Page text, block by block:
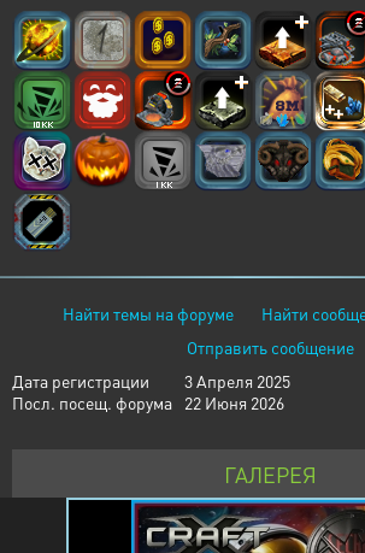
Найти темы на форуме
Найти
Отправить сообщение
Дата регистрации
3 Апреля 2025
Посл. посещ. форума
22 Июня 2026
ГАЛЕРЕЯ